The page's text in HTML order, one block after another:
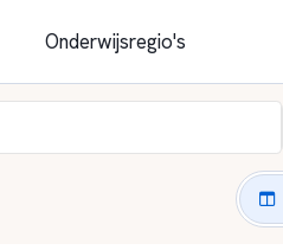
Onderwijsregio's